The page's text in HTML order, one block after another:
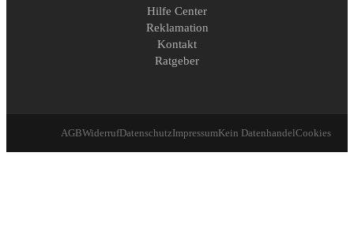
Hilfe Center
Reklamation
Kontakt
Ratgeber
AGBWiderrufDatenschutzImpressumKein DatenhandelCookies